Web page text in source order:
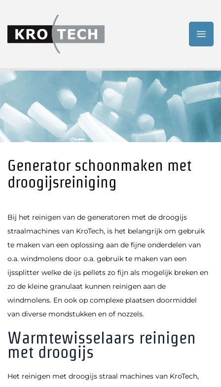
Generator schoonmaken met
droogijsreiniging
Bij het reinigen van de generatoren met de droogijs
straalmachines van KroTech, is het belangrijk om gebruik
te maken van een oplossing aan de fijne onderdelen van
o.a. windmolens door o.a. gebruik te maken van een
ijssplitter welke de ijs pellets zo fijn als mogelijk breken en
zo de kleine granulaat kunnen reinigen aan de
windmolens. En ook op complexe plaatsen doormiddel
van diverse mondstukken en of nozzels.
Warmtewisselaars reinigen
met droogijs
Het reinigen met droogijs straal machines van KroTech,